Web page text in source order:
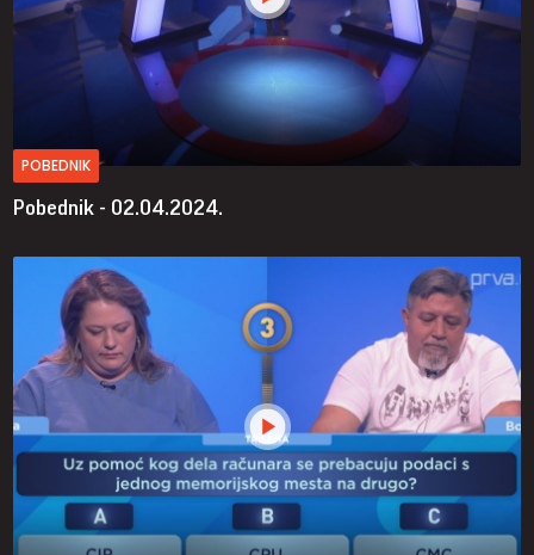
POBEDNIK
Pobednik - 02.04.2024.